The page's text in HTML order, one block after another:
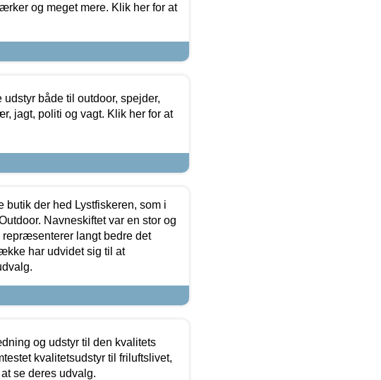
og meget mere. Klik her for at
både til outdoor, spejder,
jagt, politi og vagt. Klik her for at
butik der hed Lystfiskeren, som i
Navneskiftet var en stor og
langt bedre det
har udvidet sig til at
og udstyr til den kvalitets
kvalitetsudstyr til friluftslivet,
se deres udvalg.